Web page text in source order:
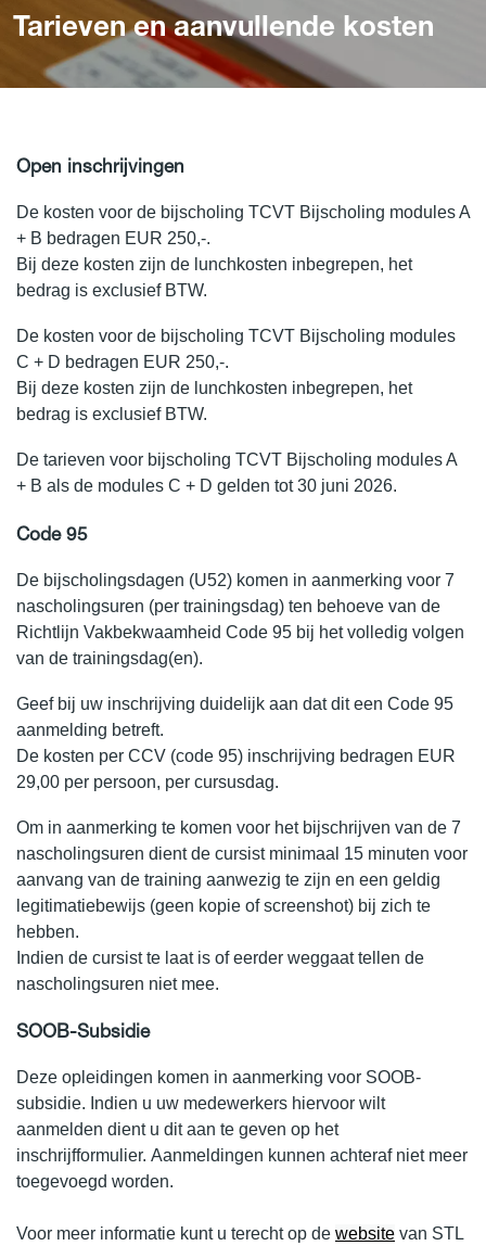
Tarieven en aanvullende kosten
Open inschrijvingen
De kosten voor de bijscholing TCVT Bijscholing modules A
+ B bedragen EUR 250,-.
Bij deze kosten zijn de lunchkosten inbegrepen, het
bedrag is exclusief BTW.
De kosten voor de bijscholing TCVT Bijscholing modules
C + D bedragen EUR 250,-.
Bij deze kosten zijn de lunchkosten inbegrepen, het
bedrag is exclusief BTW.
De tarieven voor bijscholing TCVT Bijscholing modules A
+ B als de modules C + D gelden tot 30 juni 2026.
Code 95
De bijscholingsdagen (U52) komen in aanmerking voor 7
nascholingsuren (per trainingsdag) ten behoeve van de
Richtlijn Vakbekwaamheid Code 95 bij het volledig volgen
van de trainingsdag(en).
Geef bij uw inschrijving duidelijk aan dat dit een Code 95
aanmelding betreft.
De kosten per CCV (code 95) inschrijving bedragen EUR
29,00 per persoon, per cursusdag.
Om in aanmerking te komen voor het bijschrijven van de 7
nascholingsuren dient de cursist minimaal 15 minuten voor
aanvang van de training aanwezig te zijn en een geldig
legitimatiebewijs (geen kopie of screenshot) bij zich te
hebben.
Indien de cursist te laat is of eerder weggaat tellen de
nascholingsuren niet mee.
SOOB-Subsidie
Deze opleidingen komen in aanmerking voor SOOB-
subsidie. Indien u uw medewerkers hiervoor wilt
aanmelden dient u dit aan te geven op het
inschrijfformulier. Aanmeldingen kunnen achteraf niet meer
toegevoegd worden.
Voor meer informatie kunt u terecht op de website van STL